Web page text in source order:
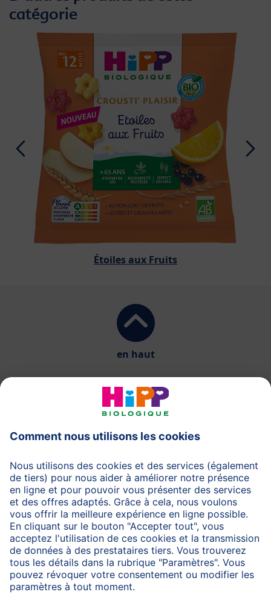
catégorie
Étoiles aux Fruits
en haut
HiPP Grossesse
Protection des données
Protection d'utilisation
Mentions légales
A propos de HiPP
Contactez-nous